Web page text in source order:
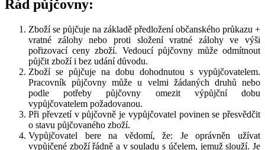
Řád půjčovny:
Zboží se půjčuje na základě předložení občanského průkazu +
vratné zálohy nebo proti složení vratné zálohy ve výši
pořizovací ceny zboží. Vedoucí půjčovny může odmítnout
půjčit zboží i bez udání důvodu.
Zboží se půjčuje na dobu dohodnutou s vypůjčovatelem.
Pracovník půjčovny může u velmi žádaných druhů nebo
podle potřeby půjčovny omezit výpůjční dobu
vypůjčovatelem požadovanou.
Při převzetí v půjčovně je vypůjčovatel povinen se přesvědčit
o stavu půjčovaného zboží.
Vypůjčovatel bere na vědomí, že: Je oprávněn užívat
vypůjčené zboží řádně a v souladu s účelem, jemuž slouží. Je